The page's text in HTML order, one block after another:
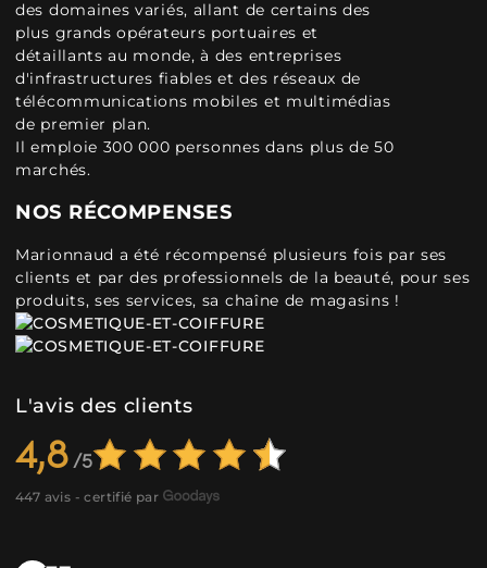
des domaines variés, allant de certains des
plus grands opérateurs portuaires et
détaillants au monde, à des entreprises
d'infrastructures fiables et des réseaux de
télécommunications mobiles et multimédias
de premier plan.
Il emploie 300 000 personnes dans plus de 50
marchés.
NOS RÉCOMPENSES
Marionnaud a été récompensé plusieurs fois par ses
clients et par des professionnels de la beauté, pour ses
produits, ses services, sa chaîne de magasins !
L'avis des clients
4,8
447 avis - certifié par